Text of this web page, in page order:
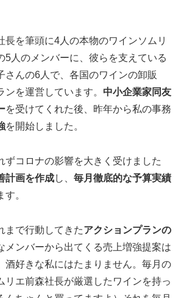
長を筆頭に4人の本物のワインソムリ
5人のメンバーに、彼らを支えている
さんの6人で、各国のワインの卸販
を運営しています。 中小企業家同友
を受けてくれた後、昨年から私の事務
を開始しました。
ずコロナの影響を大きく受けました
計画を作成し、 毎月徹底的な予算実績
。
まで行動してきたアクションプランの
メンバーから出てくる売上増強提案は
酒好きな私にはたまりません。毎月の
リエ前森社長が厳選したワインを持っ